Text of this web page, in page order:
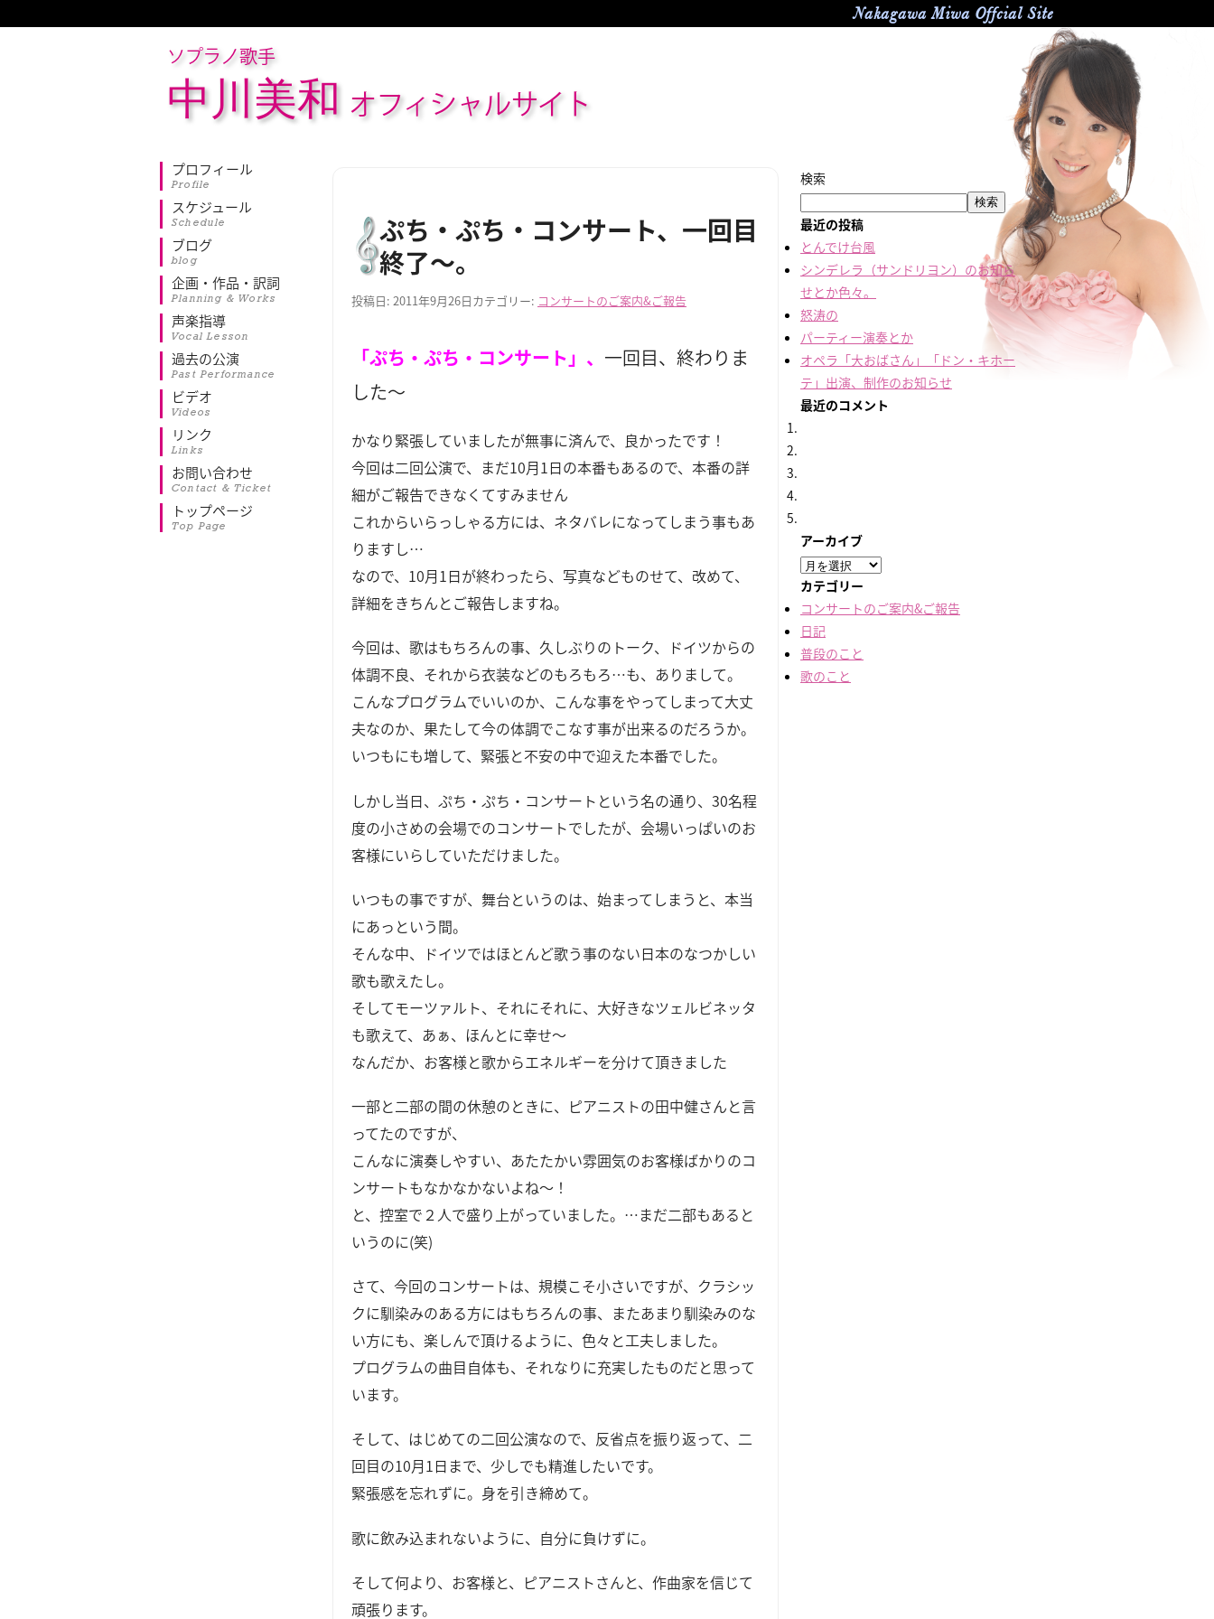
Nakagawa Miwa Offcial Site
ソプラノ歌手
中川美和 オフィシャルサイト
プロフィール
Profile
スケジュール
Schedule
ブログ
blog
企画・作品・訳詞
Planning & Works
声楽指導
Vocal Lesson
過去の公演
Past Performance
ビデオ
Videos
リンク
Links
お問い合わせ
Contact & Ticket
トップページ
Top Page
ぷち・ぷち・コンサート、一回目
終了～。
投稿日: 2011年9月26日カテゴリー: コンサートのご案内&ご報告
「ぷち・ぷち・コンサート」、 一回目、終わりま
した～
かなり緊張していましたが無事に済んで、良かったです！
今回は二回公演で、まだ10月1日の本番もあるので、本番の詳
細がご報告できなくてすみません
これからいらっしゃる方には、ネタバレになってしまう事もあ
りますし…
なので、10月1日が終わったら、写真などものせて、改めて、
詳細をきちんとご報告しますね。
今回は、歌はもちろんの事、久しぶりのトーク、ドイツからの
体調不良、それから衣装などのもろもろ…も、ありまして。
こんなプログラムでいいのか、こんな事をやってしまって大丈
夫なのか、果たして今の体調でこなす事が出来るのだろうか。
いつもにも増して、緊張と不安の中で迎えた本番でした。
しかし当日、ぷち・ぷち・コンサートという名の通り、30名程
度の小さめの会場でのコンサートでしたが、会場いっぱいのお
客様にいらしていただけました。
いつもの事ですが、舞台というのは、始まってしまうと、本当
にあっという間。
そんな中、ドイツではほとんど歌う事のない日本のなつかしい
歌も歌えたし。
そしてモーツァルト、それにそれに、大好きなツェルビネッタ
も歌えて、あぁ、ほんとに幸せ～
なんだか、お客様と歌からエネルギーを分けて頂きました
一部と二部の間の休憩のときに、ピアニストの田中健さんと言
ってたのですが、
こんなに演奏しやすい、あたたかい雰囲気のお客様ばかりのコ
ンサートもなかなかないよね～！
と、控室で２人で盛り上がっていました。…まだ二部もあると
いうのに(笑)
さて、今回のコンサートは、規模こそ小さいですが、クラシッ
クに馴染みのある方にはもちろんの事、またあまり馴染みのな
い方にも、楽しんで頂けるように、色々と工夫しました。
プログラムの曲目自体も、それなりに充実したものだと思って
います。
そして、はじめての二回公演なので、反省点を振り返って、二
回目の10月1日まで、少しでも精進したいです。
緊張感を忘れずに。身を引き締めて。
歌に飲み込まれないように、自分に負けずに。
そして何より、お客様と、ピアニストさんと、作曲家を信じて
頑張ります。
検索
検索
最近の投稿
とんでけ台風
シンデレラ（サンドリヨン）のお知ら
せとか色々。
怒涛の
パーティー演奏とか
オペラ「大おばさん」「ドン・キホー
テ」出演、制作のお知らせ
最近のコメント
アーカイブ
ア
ー
カ
イ
ブ
カテゴリー
コンサートのご案内&ご報告
日記
普段のこと
歌のこと